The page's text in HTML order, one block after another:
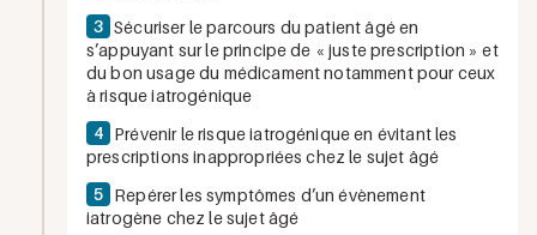
3 Sécuriser le parcours du patient âgé en
s’appuyant sur le principe de « juste prescription » et
du bon usage du médicament notamment pour ceux
à risque iatrogénique
4 Prévenir le risque iatrogénique en évitant les
prescriptions inappropriées chez le sujet âgé
5 Repérer les symptômes d’un évènement
iatrogène chez le sujet âgé